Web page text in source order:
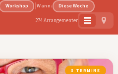
Workshop Wann: Diese Woche
274 Arrangementer
3 TERMINE